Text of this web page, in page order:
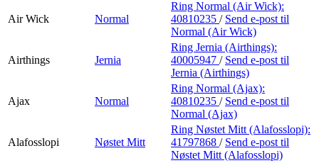
Air Wick Normal
Ring Normal (Air Wick):
40810235 / Send e-post til
Normal (Air Wick)
Airthings Jernia
Ring Jernia (Airthings):
40005947 / Send e-post til
Jernia (Airthings)
Ajax Normal
Ring Normal (Ajax):
40810235 / Send e-post til
Normal (Ajax)
Alafosslopi Nøstet Mitt
Ring Nøstet Mitt (Alafosslopi):
41797868 / Send e-post til
Nøstet Mitt (Alafosslopi)